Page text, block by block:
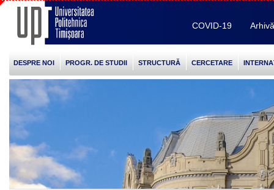
COVID-19
DESPRE NOI PROGR. DE STUDII STRUCTURĂ CERCETARE